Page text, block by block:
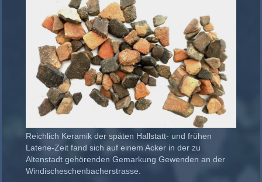
Reichlich Keramik der späten Hallstatt- und frühen
Latene-Zeit fand sich auf einem Acker in der zu
Altenstadt gehörenden Gemarkung Gewenden an der
Windischeschenbacherstrasse.